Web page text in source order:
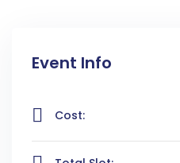
Event Info
Cost: